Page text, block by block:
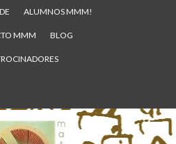
ALUMNOS MMM!
MMM BLOG